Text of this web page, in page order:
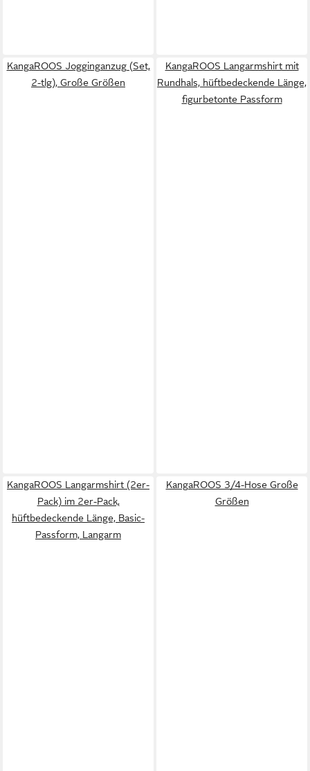
KangaROOS Jogginganzug (Set,
2-tlg), Große Größen
KangaROOS Langarmshirt mit
Rundhals, hüftbedeckende Länge,
figurbetonte Passform
KangaROOS Langarmshirt (2er-
Pack) im 2er-Pack,
hüftbedeckende Länge, Basic-
Passform, Langarm
KangaROOS 3/4-Hose Große
Größen